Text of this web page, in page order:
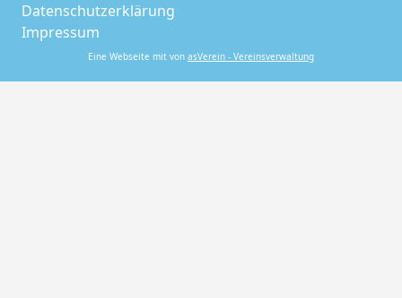
Datenschutzerklärung
Impressum
Eine Webseite mit von asVerein - Vereinsverwaltung